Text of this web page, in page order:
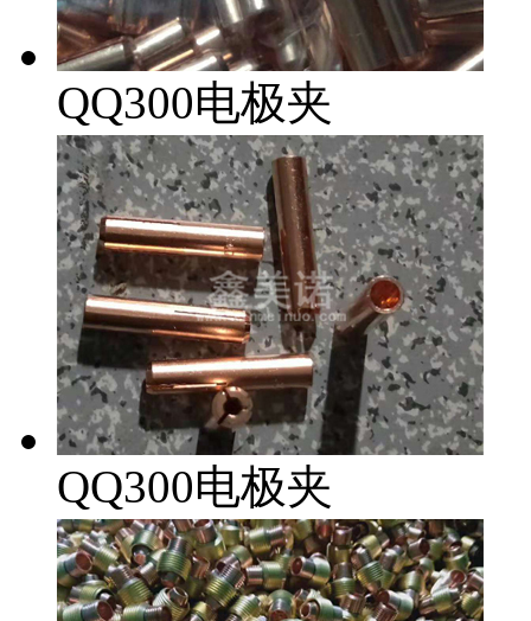
QQ300电极夹
QQ300电极夹